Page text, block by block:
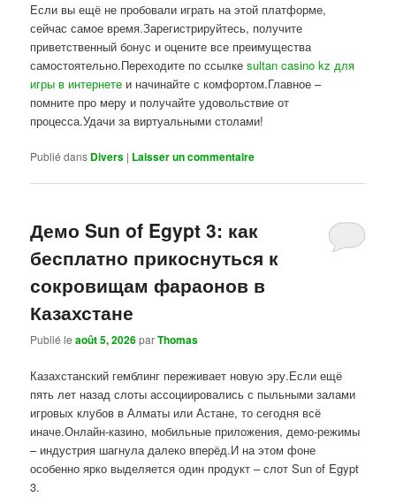
Если вы ещё не пробовали играть на этой платформе,
сейчас самое время.Зарегистрируйтесь, получите
приветственный бонус и оцените все преимущества
самостоятельно.Переходите по ссылкеsultan casino kz для
игры в интернете и начинайте с комфортом.Главное –
помните про меру и получайте удовольствие от
процесса.Удачи за виртуальными столами!
Publié dans Divers | Laisser un commentaire
Демо Sun of Egypt 3: как
бесплатно прикоснуться к
сокровищам фараонов в
Казахстане
Publié leaoût 5, 2026parThomas
Казахстанский гемблинг переживает новую эру.Если ещё
пять лет назад слоты ассоциировались с пыльными залами
игровых клубов в Алматы или Астане, то сегодня всё
иначе.Онлайн-казино, мобильные приложения, демо-режимы
– индустрия шагнула далеко вперёд.И на этом фоне
особенно ярко выделяется один продукт – слот Sun of Egypt
3.